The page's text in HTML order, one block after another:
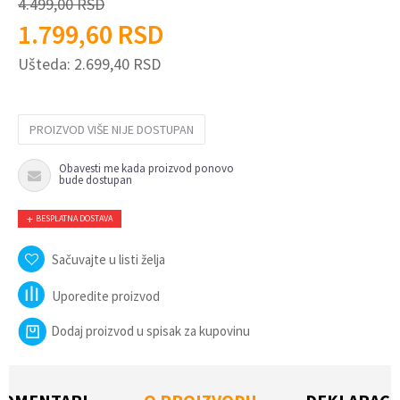
4.499,00RSD
1.799,60 RSD
Ušteda: 2.699,40 RSD
PROIZVOD VIŠE NIJE DOSTUPAN
Obavesti me kada proizvod ponovo
bude dostupan
BESPLATNA DOSTAVA
Sačuvajte u listi želja
Uporedite proizvod
Dodaj proizvod u spisak za kupovinu